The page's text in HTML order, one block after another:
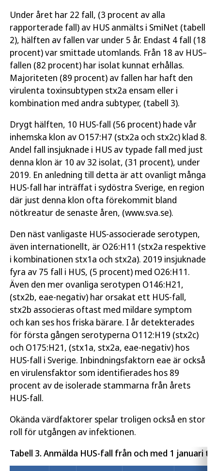
Under året har 22 fall, (3 procent av alla
rapporterade fall) av HUS anmälts i SmiNet (tabell
2), hälften av fallen var under 5 år. Endast 4 fall (18
procent) var smittade utomlands. Från 18 av HUS–
fallen (82 procent) har isolat kunnat erhållas.
Majoriteten (89 procent) av fallen har haft den
virulenta toxinsubtypen stx2a ensam eller i
kombination med andra subtyper, (tabell 3).
Drygt hälften, 10 HUS-fall (56 procent) hade vår
inhemska klon av O157:H7 (stx2a och stx2c) klad 8.
Andel fall insjuknade i HUS av typade fall med just
denna klon är 10 av 32 isolat, (31 procent), under
2019. En anledning till detta är att ovanligt många
HUS-fall har inträffat i sydöstra Sverige, en region
där just denna klon ofta förekommit bland
nötkreatur de senaste åren, (www.sva.se).
Den näst vanligaste HUS-associerade serotypen,
även internationellt, är O26:H11 (stx2a respektive
i kombinationen stx1a och stx2a). 2019 insjuknade
fyra av 75 fall i HUS, (5 procent) med O26:H11.
Även den mer ovanliga serotypen O146:H21,
(stx2b, eae-negativ) har orsakat ett HUS-fall,
stx2b associeras oftast med mildare symptom
och kan ses hos friska bärare. I år detekterades
för första gången serotyperna O112:H19 (stx2c)
och O175:H21, (stx1a, stx2a, eae-negativ) hos
HUS-fall i Sverige. Inbindningsfaktorn eae är också
en virulensfaktor som identifierades hos 89
procent av de isolerade stammarna från årets
HUS-fall.
Okända värdfaktorer spelar troligen också en stor
roll för utgången av infektionen.
Tabell 3. Anmälda HUS-fall från och med 1 januari